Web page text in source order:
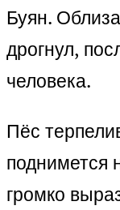
Буян.
дрогнул,
человека.
Пёс
поднимется
громко